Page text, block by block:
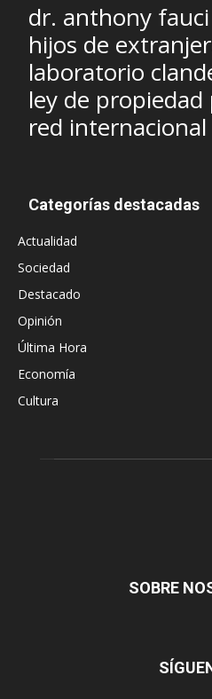
dr. anthony fauci
hijos de
laboratorio
ley de propiedad
red internacional
Categorías destacadas
Actualidad
Sociedad
Destacado
Opinión
Última Hora
Economía
Cultura
SOBRE